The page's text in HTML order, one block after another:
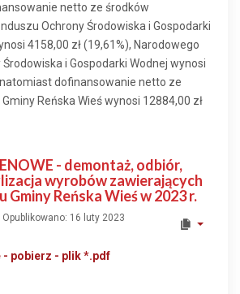
netto ze środków
Ochrony Środowiska i Gospodarki
4158,00 zł (19,61%), Narodowego
i Gospodarki Wodnej wynosi
dofinansowanie netto ze
Reńska Wieś wynosi 12884,00 zł
- demontaż, odbiór,
wyrobów zawierających
Gminy Reńska Wieś w 2023 r.
Opublikowano: 16 luty 2023
- pobierz - plik *.pdf